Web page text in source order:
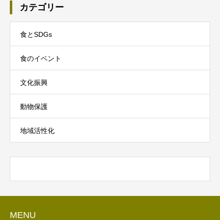
カテゴリー
食とSDGs
食のイベント
文化振興
動物保護
地域活性化
MENU